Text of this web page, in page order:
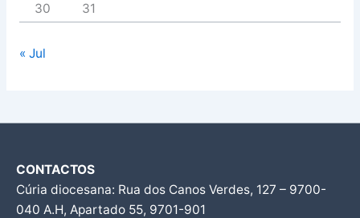
30
31
« Jul
CONTACTOS
Cúria diocesana: Rua dos Canos Verdes, 127 – 9700-
040 A.H, Apartado 55, 9701-901